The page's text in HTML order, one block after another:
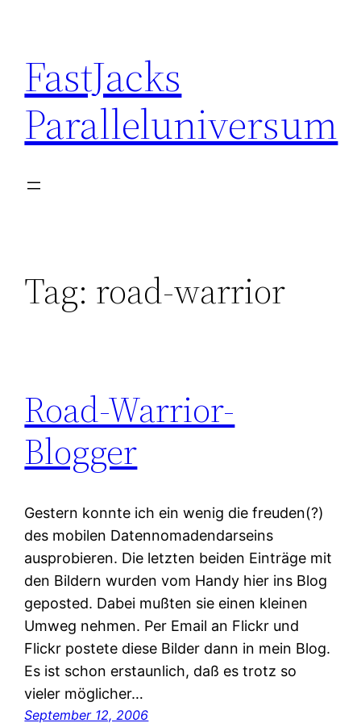
content
FastJacks
Paralleluniversum
Tag: road-warrior
Road-Warrior-
Blogger
Gestern konnte ich ein wenig die freuden(?)
des mobilen Datennomadendarseins
ausprobieren. Die letzten beiden Einträge mit
den Bildern wurden vom Handy hier ins Blog
geposted. Dabei mußten sie einen kleinen
Umweg nehmen. Per Email an Flickr und
Flickr postete diese Bilder dann in mein Blog.
Es ist schon erstaunlich, daß es trotz so
vieler möglicher…
September 12, 2006